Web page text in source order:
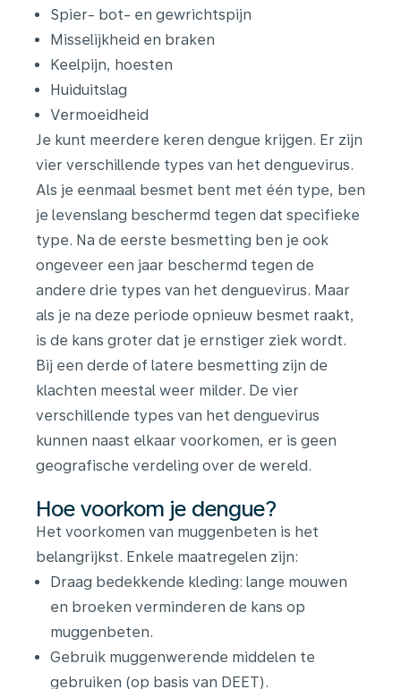
Spier- bot- en gewrichtspijn
Misselijkheid en braken
Keelpijn, hoesten
Huiduitslag
Vermoeidheid
Je kunt meerdere keren dengue krijgen. Er zijn
vier verschillende types van het denguevirus.
Als je eenmaal besmet bent met één type, ben
je levenslang beschermd tegen dat specifieke
type. Na de eerste besmetting ben je ook
ongeveer een jaar beschermd tegen de
andere drie types van het denguevirus. Maar
als je na deze periode opnieuw besmet raakt,
is de kans groter dat je ernstiger ziek wordt.
Bij een derde of latere besmetting zijn de
klachten meestal weer milder. De vier
verschillende types van het denguevirus
kunnen naast elkaar voorkomen, er is geen
geografische verdeling over de wereld.
Hoe voorkom je dengue?
Het voorkomen van muggenbeten is het
belangrijkst. Enkele maatregelen zijn:
Draag bedekkende kleding: lange mouwen
en broeken verminderen de kans op
muggenbeten.
Gebruik muggenwerende middelen te
gebruiken (op basis van DEET).